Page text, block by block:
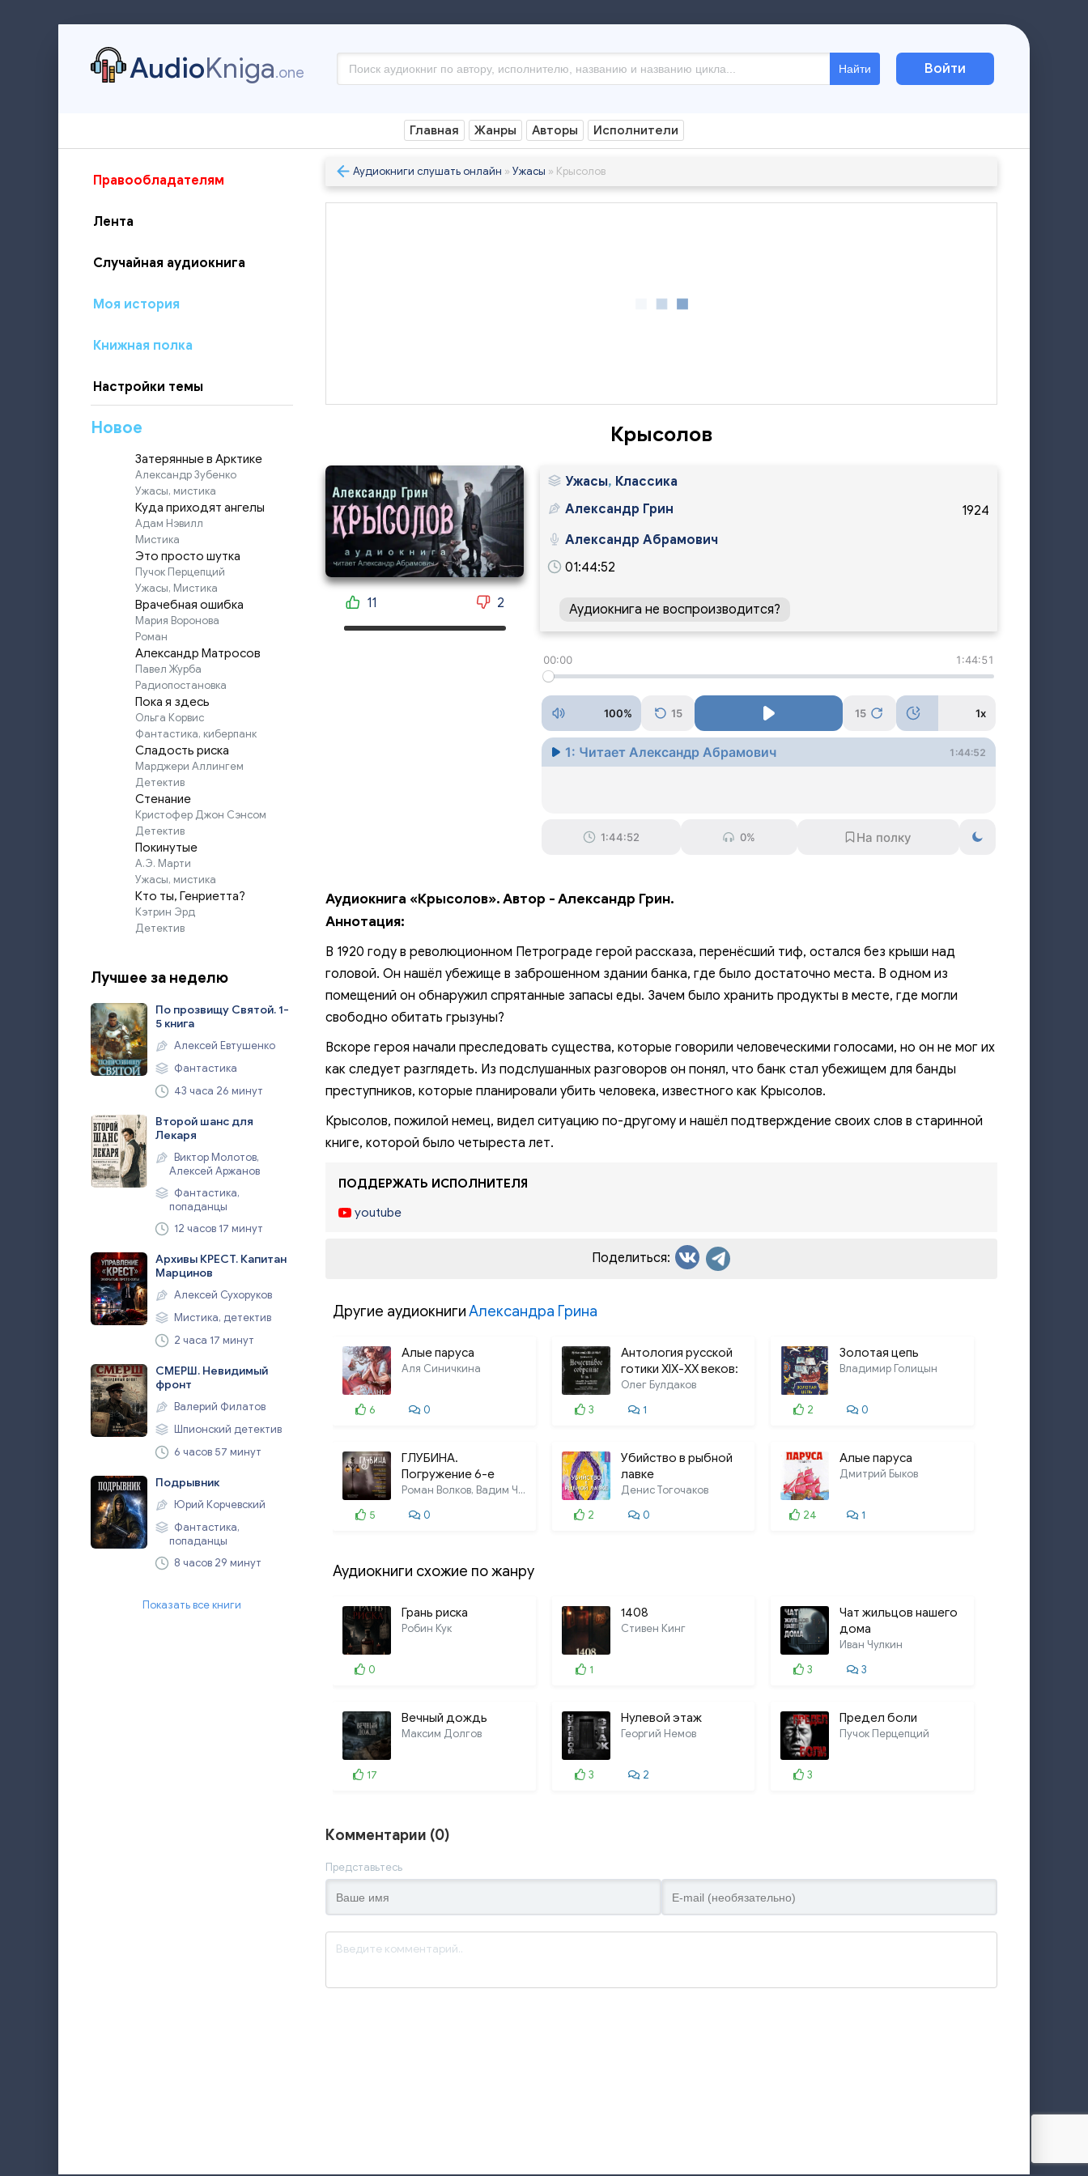
AudioKniga.one Найти Войти
Главная Жанры Авторы Исполнители
Правообладателям
Лента
Случайная аудиокнига
Моя история
Книжная полка
Настройки темы
Новое
Затерянные в Арктике
Александр Зубенко
Ужасы, мистика
Куда приходят ангелы
Адам Нэвилл
Мистика
Это просто шутка
Пучок Перцепций
Ужасы, Мистика
Врачебная ошибка
Мария Воронова
Роман
Александр Матросов
Павел Журба
Радиопостановка
Пока я здесь
Ольга Корвис
Фантастика, киберпанк
Сладость риска
Марджери Аллингем
Детектив
Стенание
Кристофер Джон Сэнсом
Детектив
Покинутые
А.Э. Марти
Ужасы, мистика
Кто ты, Генриетта?
Кэтрин Эрд
Детектив
Лучшее за неделю
По прозвищу Святой. 1-
5 книга
Алексей Евтушенко
Фантастика
43 часа 26 минут
Второй шанс для
Лекаря
Виктор Молотов,
Алексей Аржанов
Фантастика,
попаданцы
12 часов 17 минут
Архивы КРЕСТ. Капитан
Марцинов
Алексей Сухоруков
Мистика, детектив
2 часа 17 минут
СМЕРШ. Невидимый
фронт
Валерий Филатов
Шпионский детектив
6 часов 57 минут
Подрывник
Юрий Корчевский
Фантастика,
попаданцы
8 часов 29 минут
Показать все книги
Аудиокниги слушать онлайн » Ужасы » Крысолов
Крысолов
11 2
Ужасы, Классика
1924
Александр Грин
Александр Абрамович
01:44:52
Аудиокнига не воспроизводится?
00:00 1:44:51
100% 15 15 1x
1: Читает Александр Абрамович 1:44:52
1:44:52 0%
Аудиокнига «Крысолов». Автор - Александр Грин.
Аннотация:
В 1920 году в революционном Петрограде герой рассказа, перенёсший тиф, остался без крыши над
головой. Он нашёл убежище в заброшенном здании банка, где было достаточно места. В одном из
помещений он обнаружил спрятанные запасы еды. Зачем было хранить продукты в месте, где могли
свободно обитать грызуны?
Вскоре героя начали преследовать существа, которые говорили человеческими голосами, но он не мог их
как следует разглядеть. Из подслушанных разговоров он понял, что банк стал убежищем для банды
преступников, которые планировали убить человека, известного как Крысолов.
Крысолов, пожилой немец, видел ситуацию по-другому и нашёл подтверждение своих слов в старинной
книге, которой было четыреста лет.
ПОДДЕРЖАТЬ ИСПОЛНИТЕЛЯ
youtube
Поделиться:
Другие аудиокнигиАлександра Грина
Алые паруса
Аля Синичкина
6 0
Антология русской
готики XIX-XX веков:
«Нечестивое
собрание». Часть 2
Олег Булдаков
3
1
Золотая цепь
Владимир Голицын
2 0
ГЛУБИНА.
Погружение 6-е
Роман Волков, Вадим Чернобельский,
5
0
Убийство в рыбной
лавке
Денис Тогочаков
2
0
Алые паруса
Дмитрий Быков
24 1
Аудиокниги схожие по жанру
Грань риска
Робин Кук
0
1408
Стивен Кинг
1
Чат жильцов нашего
дома
Иван Чулкин
3
3
Вечный дождь
Максим Долгов
17
Нулевой этаж
Георгий Немов
3 2
Предел боли
Пучок Перцепций
3
Комментарии (0)
Представьтесь